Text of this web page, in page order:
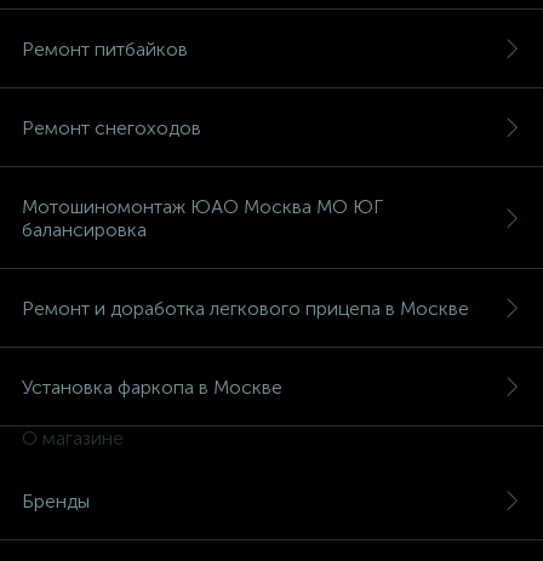
Ремонт питбайков
Ремонт снегоходов
Мотошиномонтаж ЮАО Москва МО ЮГ
балансировка
Ремонт и доработка легкового прицепа в Москве
Установка фаркопа в Москве
О магазине
Бренды